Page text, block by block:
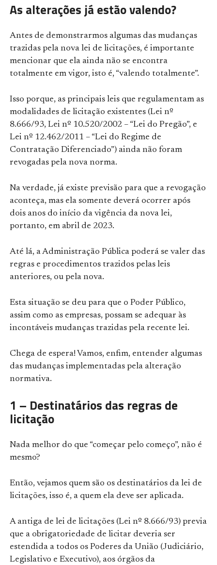
As alterações já estão valendo?
Antes de demonstrarmos algumas das mudanças
trazidas pela nova lei de licitações, é importante
mencionar que ela ainda não se encontra
totalmente em vigor, isto é, “valendo totalmente”.
Isso porque, as principais leis que regulamentam as
modalidades de licitação existentes (Lei nº
8.666/93, Lei nº 10.520/2002 – “Lei do Pregão”, e
Lei nº 12.462/2011 – “Lei do Regime de
Contratação Diferenciado”) ainda não foram
revogadas pela nova norma.
Na verdade, já existe previsão para que a revogação
aconteça, mas ela somente deverá ocorrer após
dois anos do início da vigência da nova lei,
portanto, em abril de 2023.
Até lá, a Administração Pública poderá se valer das
regras e procedimentos trazidos pelas leis
anteriores, ou pela nova.
Esta situação se deu para que o Poder Público,
assim como as empresas, possam se adequar às
incontáveis mudanças trazidas pela recente lei.
Chega de espera! Vamos, enfim, entender algumas
das mudanças implementadas pela alteração
normativa.
1 – Destinatários das regras de
licitação
Nada melhor do que “começar pelo começo”, não é
mesmo?
Então, vejamos quem são os destinatários da lei de
licitações, isso é, a quem ela deve ser aplicada.
A antiga de lei de licitações (Lei nº 8.666/93) previa
que a obrigatoriedade de licitar deveria ser
estendida a todos os Poderes da União (Judiciário,
Legislativo e Executivo), aos órgãos da